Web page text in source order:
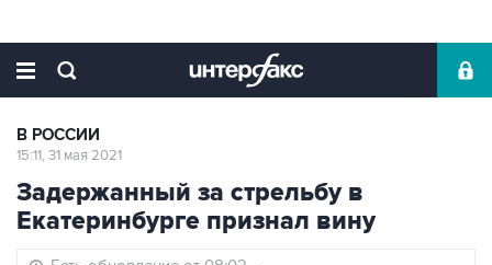
В РОССИИ
15:11, 31 мая 2021
Задержанный за стрельбу в
Екатеринбурге признал вину